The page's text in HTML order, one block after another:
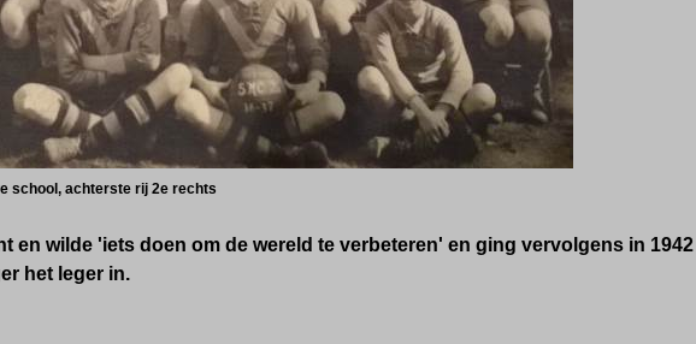
school, achterste rij 2e rechts
en wilde 'iets doen om de wereld te verbeteren' en ging vervolgens in
het leger in.